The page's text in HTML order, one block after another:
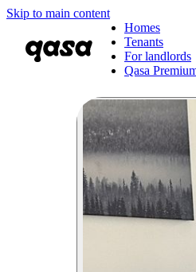
Skip to main content
Homes
Tenants
For landlords
Qasa